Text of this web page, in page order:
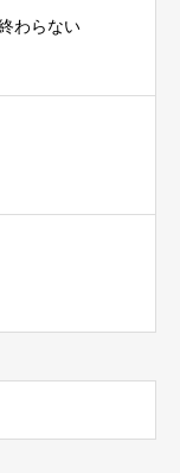
わらない